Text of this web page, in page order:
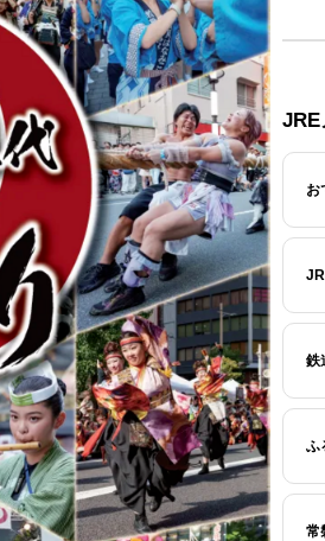
JRE
お
鉄
ふ
常